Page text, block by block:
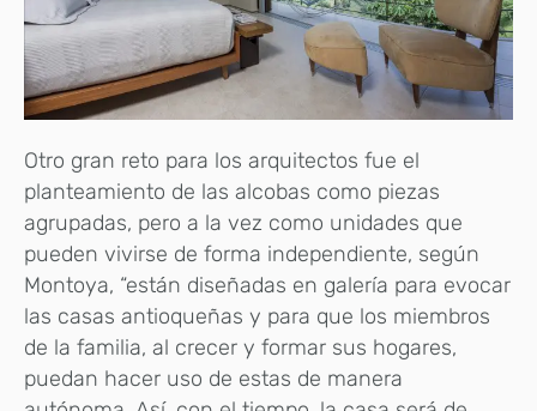
Otro gran reto para los arquitectos fue el
planteamiento de las alcobas como piezas
agrupadas, pero a la vez como unidades que
pueden vivirse de forma independiente, según
Montoya, “están diseñadas en galería para evocar
las casas antioqueñas y para que los miembros
de la familia, al crecer y formar sus hogares,
puedan hacer uso de estas de manera